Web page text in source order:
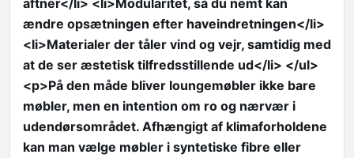
ændre opsætningen efter haveindretningen</li>
<li>Materialer der tåler vind og vejr, samtidig med
at de ser æstetisk tilfredsstillende ud</li> </ul>
<p>På den måde bliver loungemøbler ikke bare
møbler, men en intention om ro og nærvær i
udendørsområdet. Afhængigt af klimaforholdene
kan man vælge møbler i syntetiske fibre eller